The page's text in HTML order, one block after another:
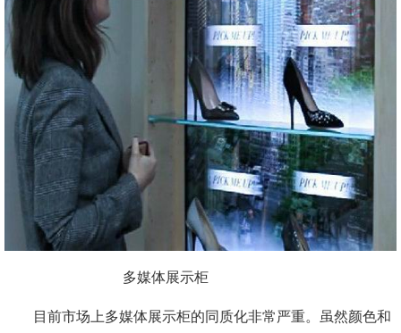
多媒体展示柜
目前市场上多媒体展示柜的同质化非常严重。虽然颜色和